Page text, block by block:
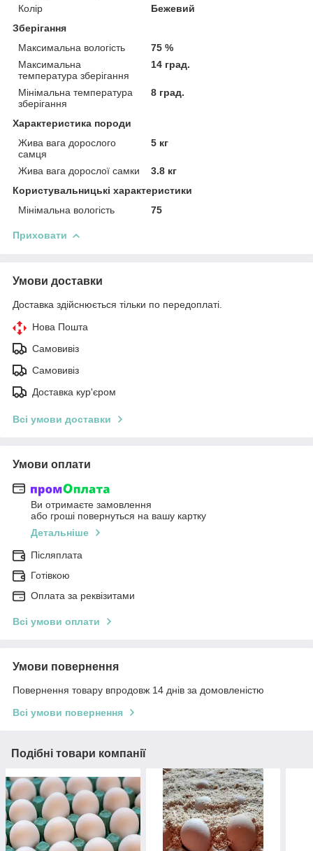
Колір
Бежевий
Зберігання
Максимальна вологість
75 %
Максимальна
температура зберігання
14 град.
Мінімальна температура
зберігання
8 град.
Характеристика породи
Жива вага дорослого
самця
5 кг
Жива вага дорослої самки
3.8 кг
Користувальницькі характеристики
Мінімальна вологість
75
Приховати
Умови доставки
Доставка здійснюється тільки по передоплаті.
Нова Пошта
Самовивіз
Самовивіз
Доставка кур'єром
Всі умови доставки
Умови оплати
Ви отримаєте замовлення
або гроші повернуться на вашу картку
Детальніше
Післяплата
Готівкою
Оплата за реквізитами
Всі умови оплати
Умови повернення
Повернення товару впродовж 14 днів за домовленістю
Всі умови повернення
Подібні товари компанії